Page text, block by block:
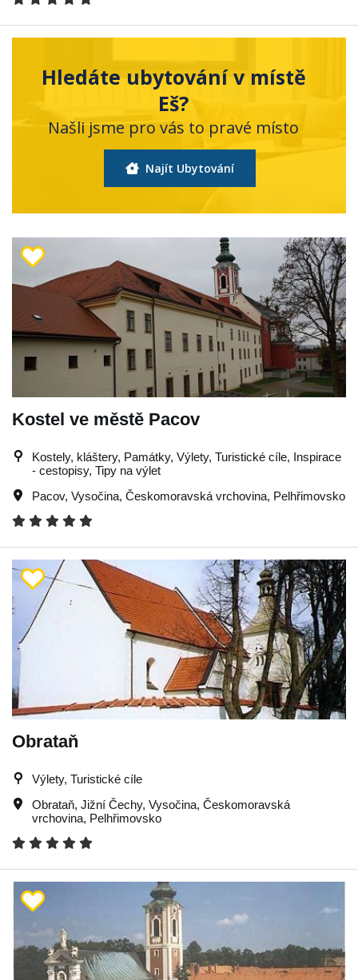
Hledáte ubytování v místě
Eš?
Našli jsme pro vás to pravé místo
Najít Ubytování
Kostel ve městě Pacov
Kostely, kláštery, Památky, Výlety, Turistické cíle, Inspirace
- cestopisy, Tipy na výlet
Pacov, Vysočina, Českomoravská vrchovina, Pelhřimovsko
Obrataň
Výlety, Turistické cíle
Obrataň, Jižní Čechy, Vysočina, Českomoravská
vrchovina, Pelhřimovsko